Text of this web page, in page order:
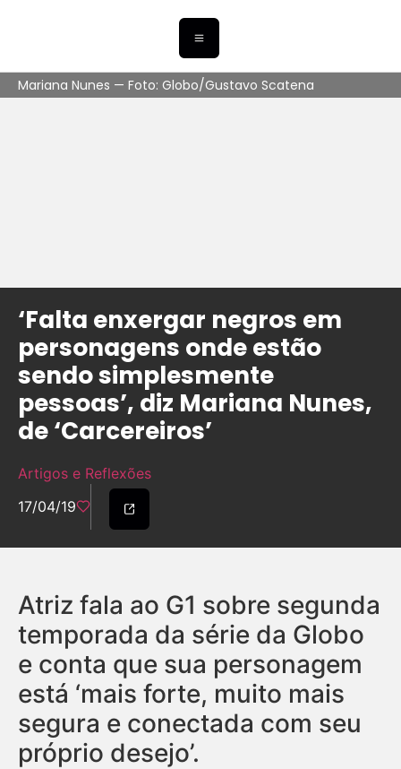
Mariana Nunes — Foto: Globo/Gustavo Scatena
‘Falta enxergar negros em
personagens onde estão
sendo simplesmente
pessoas’, diz Mariana Nunes,
de ‘Carcereiros’
Artigos e Reflexões
17/04/19
Atriz fala ao G1 sobre segunda
temporada da série da Globo
e conta que sua personagem
está ‘mais forte, muito mais
segura e conectada com seu
próprio desejo’.